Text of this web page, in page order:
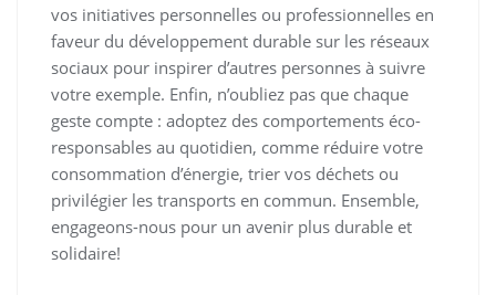
vos initiatives personnelles ou professionnelles en
faveur du développement durable sur les réseaux
sociaux pour inspirer d’autres personnes à suivre
votre exemple. Enfin, n’oubliez pas que chaque
geste compte : adoptez des comportements éco-
responsables au quotidien, comme réduire votre
consommation d’énergie, trier vos déchets ou
privilégier les transports en commun. Ensemble,
engageons-nous pour un avenir plus durable et
solidaire!